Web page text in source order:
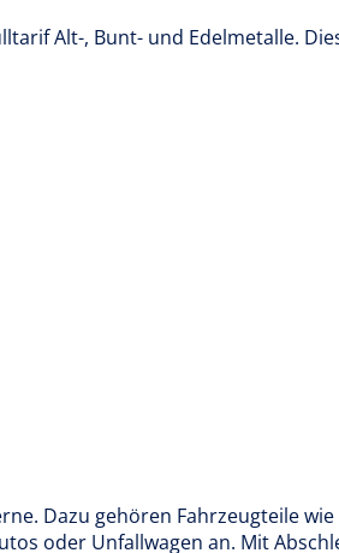
Alt-, Bunt- und Edelmetalle.
Dazu gehören Fahrzeugteile
oder Unfallwagen an. Mit